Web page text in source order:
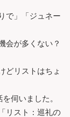
で」「ジュネー
会が多くない？
どリストはちょ
伺いました。
リスト：巡礼の